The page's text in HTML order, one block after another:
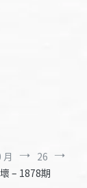
月
26
– 1878期